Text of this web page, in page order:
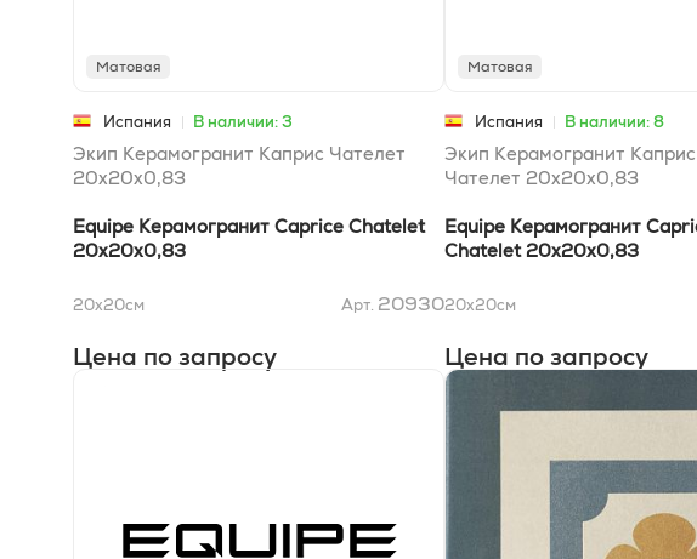
Матовая
Испания В наличии: 3
Экип Керамогранит Каприс Чателет
20x20x0,83
Equipe Керамогранит Caprice Chatelet
20x20x0,83
20x20см Арт. 20930
Цена по запросу
Матовая
Испания В наличии: 8
Экип Керамогранит
Чателет 20x20x0,83
Equipe Керамогранит
Chatelet 20x20x0,83
20x20см
Цена по запросу